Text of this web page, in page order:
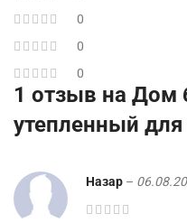
0
0
0
1 отзыв на Дом
утепленный
Назар –